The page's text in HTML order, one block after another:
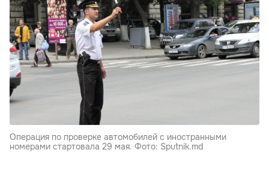
Операция по проверке автомобилей с иностранными
номерами стартовала 29 мая. Фото: Sputnik.md